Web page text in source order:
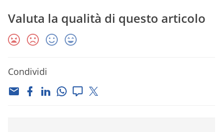
Valuta la qualità di questo articolo
Condividi